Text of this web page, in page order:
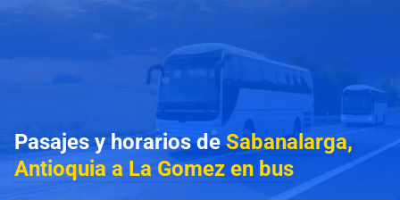
Pasajes y horarios deSabanalarga,
Antioquia a La Gomez en bus